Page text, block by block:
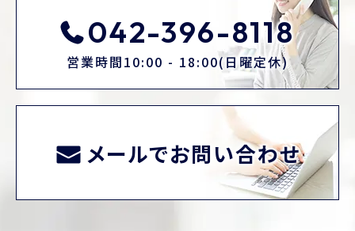
042-396-8118
営業時間10:00 - 18:00(日曜定休)
メールでお問い合わせ